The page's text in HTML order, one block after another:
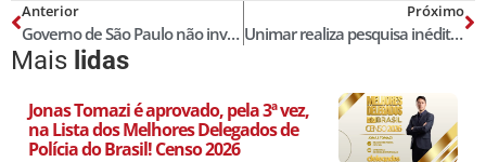
Anterior
Governo de São Paulo não investe na sua polícia e enfraquece o combate à corrupção
Próximo
Unimar realiza pesquisa inédita de testagem de Covid-19 com Policiais Federais
Mais lidas
Jonas Tomazi é aprovado, pela 3ª vez,
na Lista dos Melhores Delegados de
Polícia do Brasil! Censo 2026